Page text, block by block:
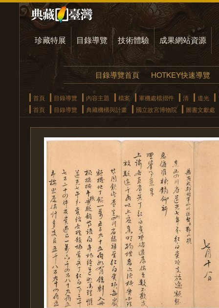
珍藏特展 目錄導覽 技術體驗 成果網站資源
目錄導覽首頁 HOTKEY快速導覽
首頁 目錄導覽 內容主題 檔案 軍機處檔摺件 清 道光
首頁
目錄導覽 典藏機構與計畫 國立故宮博物院 圖書文獻處